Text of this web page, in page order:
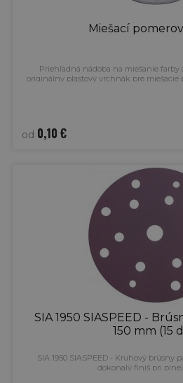
Miešací
Priehľadná nádoba na miešanie farby
originálny plastový vrchnák pre miešacie
od 0,10 €
SIA 1950 SIASPEED -
150 mm (15
SIA 1950 SIASPEED - Kruhový brúsny
dokonalý finiš pri